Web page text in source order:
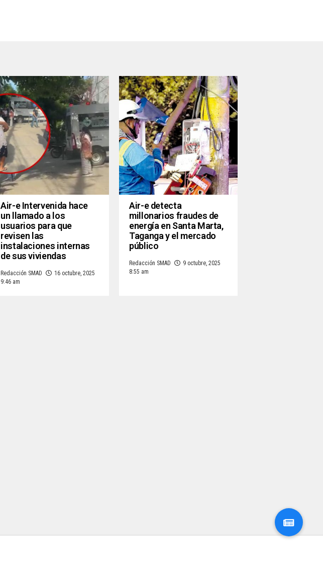
Air-e Intervenida hace
un llamado a los
usuarios para que
revisen las
instalaciones internas
de sus viviendas
Redacción SMAD
16 octubre, 2025
9:46 am
Air-e detecta
millonarios fraudes de
energía en Santa Marta,
Taganga y el mercado
público
Redacción SMAD
9 octubre, 2025
8:55 am